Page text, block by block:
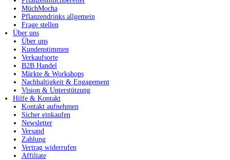
MüchMocha
Pflanzendrinks allgemein
Frage stellen
Über uns
Über uns
Kundenstimmen
Verkaufsorte
B2B Handel
Märkte & Workshops
Nachhaltigkeit & Engagement
Vision & Unterstützung
Hilfe & Kontakt
Kontakt aufnehmen
Sicher einkaufen
Newsletter
Versand
Zahlung
Vertrag widerrufen
Affiliate